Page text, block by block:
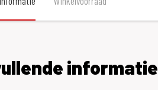
informatie